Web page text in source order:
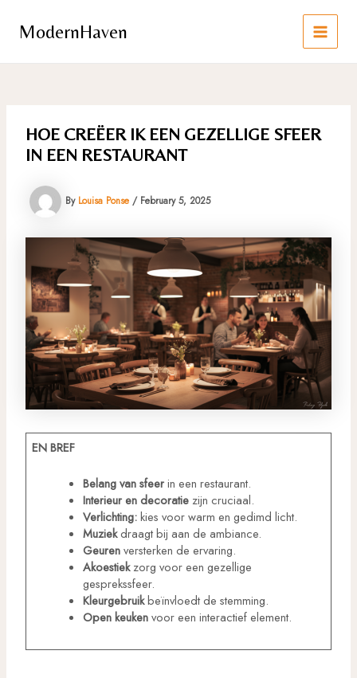
contentModernHaven
MAIN
HOE CREËER IK EEN GEZELLIGE SFEER
IN EEN RESTAURANT
By Louisa Ponse / February 5, 2025
EN BREF
Belang van sfeerin een restaurant.
Interieur en decoratiezijn cruciaal.
Verlichting:kies voor warm en gedimd licht.
Muziekdraagt bij aan de ambiance.
Geurenversterken de ervaring.
Akoestiekzorg voor een gezellige
gesprekssfeer.
Kleurgebruikbeïnvloedt de stemming.
Open keukenvoor een interactief element.